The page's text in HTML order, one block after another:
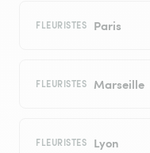
FLEURISTES Paris
FLEURISTES Marseille
FLEURISTES Lyon